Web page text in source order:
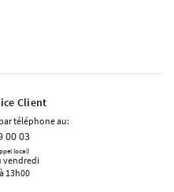
Client
téléphone au:
00 03
local)
vendredi
13h00